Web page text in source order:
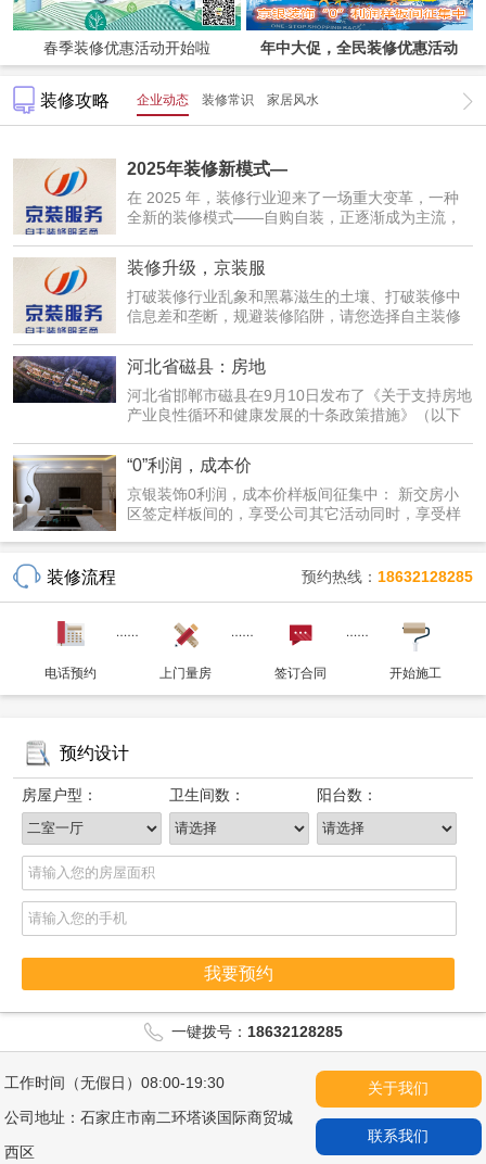
春季装修优惠活动开始啦 年中大促，全民装修优惠活动
装修攻略 企业动态 装修常识 家居风水
2025年装修新模式—
在 2025 年，装修行业迎来了一场重大变革，一种
全新的装修模式——自购自装，正逐渐成为主流，
装修升级，京装服
打破装修行业乱象和黑幕滋生的土壤、打破装修中
信息差和垄断，规避装修陷阱，请您选择自主装修
河北省磁县：房地
河北省邯郸市磁县在9月10日发布了《关于支持房地
产业良性循环和健康发展的十条政策措施》（以下
“0”利润，成本价
京银装饰0利润，成本价样板间征集中： 新交房小
区签定样板间的，享受公司其它活动同时，享受样
装修流程 预约热线： 18632128285
电话预约 上门量房 签订合同 开始施工
预约设计
房屋户型： 卫生间数： 阳台数：
我要预约
一键拨号： 18632128285
工作时间（无假日）08:00-19:30
公司地址：石家庄市南二环塔谈国际商贸城
西区
关于我们
联系我们